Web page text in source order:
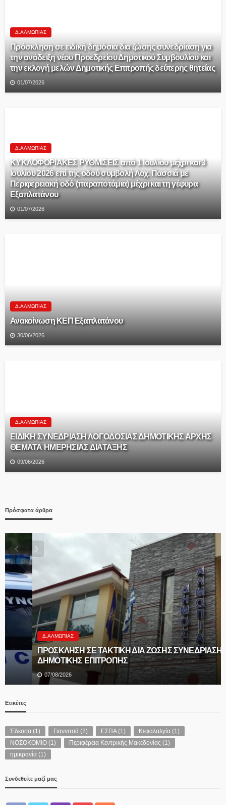
Δ.ΑΛΜΩΠΊΑΣ
Πρόσκληση σε ειδική δημόσια δια ζώσης συνεδρίαση για
την ανάδειξη νέου Προεδρείου Δημοτικού Συμβουλίου και
την εκλογή μελών Δημοτικής Επιτροπής δεύτερης θητείας
01/07/2026
Δ.ΑΛΜΩΠΊΑΣ
ΚΥΚΛΟΦΟΡΙΑΚΕΣ ΡΥΘΜΙΣΕΙΣ από 1 Ιουλίου μέχρι και 3
Ιουλίου 2026 επί της οδού συμβολή Λοχ. Πασσιά με
Περιφερειακή οδό (παραποτάμια) μέχρι και τη γέφυρα
Εξαπλατάνου
01/07/2026
Δ.ΑΛΜΩΠΊΑΣ
Ανακοίνωση ΚΕΠ Εξαπλατάνου
30/06/2026
Δ.ΑΛΜΩΠΊΑΣ
ΕΙΔΙΚΗ ΣΥΝΕΔΡΙΑΣΗ ΛΟΓΟΔΟΣΙΑΣ ΔΗΜΟΤΙΚΗΣ ΑΡΧΗΣ
ΘΕΜΑΤΑ ΗΜΕΡΗΣΙΑΣ ΔΙΑΤΑΞΗΣ
09/06/2026
Πρόσφατα άρθρα
Δ.ΑΛΜΩΠΊΑΣ
ΠΡΟΣΚΛΗΣΗ ΣΕ ΤΑΚΤΙΚΗ ΔΙΑ ΖΩΣΗΣ ΣΥΝΕΔΡΙΑΣΗ
ΔΗΜΟΤΙΚΗΣ ΕΠΙΤΡΟΠΗΣ
07/08/2026
Ετικέτες
Έδεσσα (1) Γιαννιτσά (2) ΕΣΠΑ(1) Κεφαλαλγία (1)
ΝΟΣΟΚΟΜΙΟ (1) Περιφέρεια Κεντρικής Μακεδονίας (1)
ημικρανία (1)
Συνδεθείτε μαζί μας